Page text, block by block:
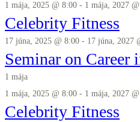
1 mája, 2025 @ 8:00 - 1 mája, 2027
Celebrity Fitness
17 júna, 2025 @ 8:00 - 17 júna, 2027
Seminar on Career
1 mája
1 mája, 2025 @ 8:00 - 1 mája, 2027
Celebrity Fitness